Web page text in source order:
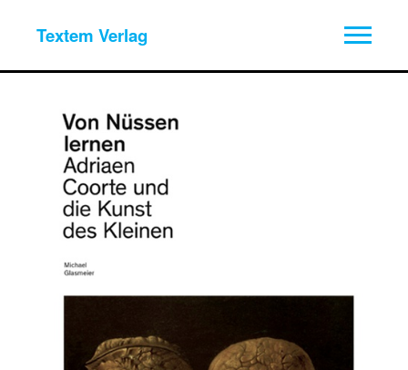
Textem Verlag